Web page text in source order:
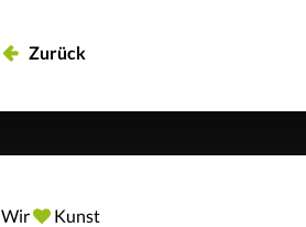
Zurück
Wir Kunst